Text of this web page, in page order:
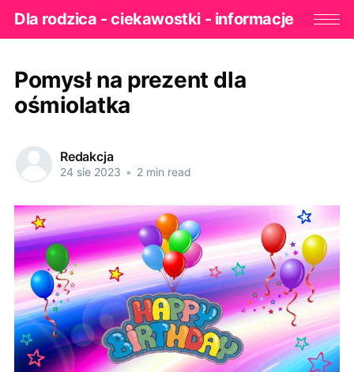
Dla rodzica - ciekawostki - informacje
Pomysł na prezent dla
ośmiolatka
Redakcja
24 sie 2023 • 2 min read